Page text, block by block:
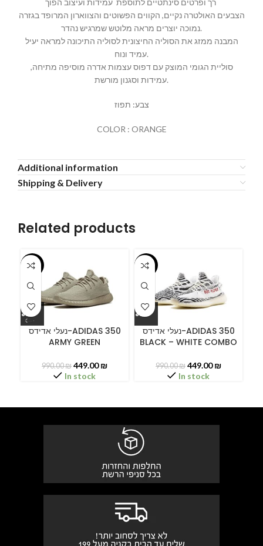
הצבעים האולטרה נקיים, הקווים הפשוטים והצווארון המרופד בגזרה
נמוכה יוצרים מראה מלוטש שמרגיש נהדר.
המבנה ממזג את הסוליה החיצונית לסוליה התיכונה למראה יעיל
עמיד ונוח.
סוליית הגומי המוצק עם דפוס עצמות אדרה מוסיפה מתיחה,
עמידות וסגנון מורשת.
צבע: תפוז
COLOR : ORANGE
Additional information
Shipping & Delivery
Related products
-55%
נעלי אדידס-ADIDAS 350
ARMY GREEN
990.00₪ 449.00₪
In stock
-55%
נעלי אדידס-ADIDAS 350
BLACK – WHITE COMBO
990.00₪ 449.00₪
In stock